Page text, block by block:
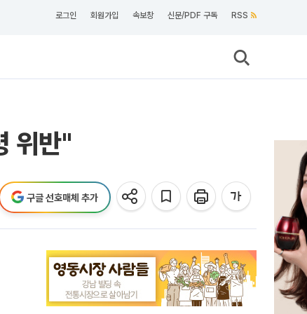
로그인 회원가입 속보창 신문/PDF 구독 RSS
위반"
구글 선호매체 추가